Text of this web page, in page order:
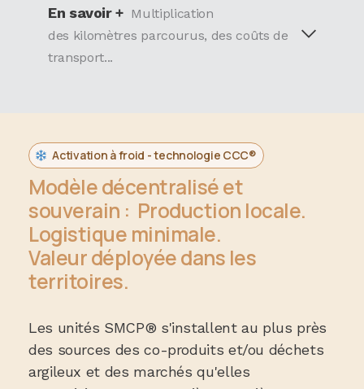
En savoir + Multiplication
des kilomètres parcourus, des coûts de
transport...
Activation à froid - technologie CCC®
​Modèle décentralisé et
souverain : Production locale.
Logistique minimale.
Valeur déployée dans les
territoires.
Les unités SMCP® s'installent au plus près
des sources des co-produits et/ou déchets
argileux et des marchés qu'elles